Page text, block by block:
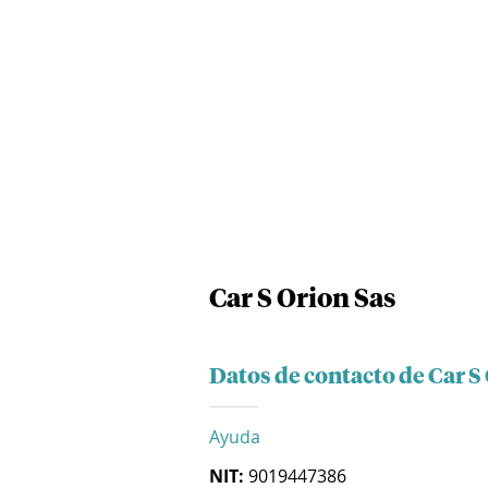
Car S Orion Sas
Datos de contacto de Car S
Ayuda
NIT: 9019447386